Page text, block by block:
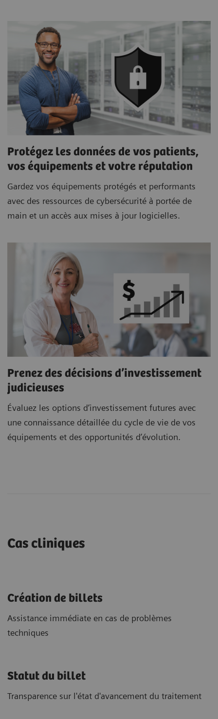
Protégez les données de vos patients,
vos équipements et votre réputation
Gardez vos équipements protégés et performants
avec des ressources de cybersécurité à portée de
main et un accès aux mises à jour logicielles.
Prenez des décisions d’investissement
judicieuses
Évaluez les options d’investissement futures avec
une connaissance détaillée du cycle de vie de vos
équipements et des opportunités d’évolution.
Cas cliniques
Création de billets
Assistance immédiate en cas de problèmes
techniques
Statut du billet
Transparence sur l'état d'avancement du traitement